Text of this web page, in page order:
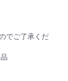
でご了承くだ